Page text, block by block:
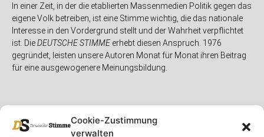
Cookie-Zustimmung
verwalten
In einer Zeit, in der die etablierten Massenmedien Politik gegen das
eigene Volk betreiben, ist eine Stimme wichtig, die das nationale
Interesse in den Vordergrund stellt und der Wahrheit verpflichtet
ist. DieDEUTSCHE STIMMEerhebt diesen Anspruch. 1976
gegründet, leisten unsere Autoren Monat für Monat ihren Beitrag
für eine ausgewogenere Meinungsbildung.